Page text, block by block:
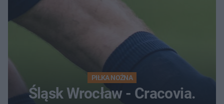
PIŁKA NOŻNA
Śląsk Wrocław - Cracovia.